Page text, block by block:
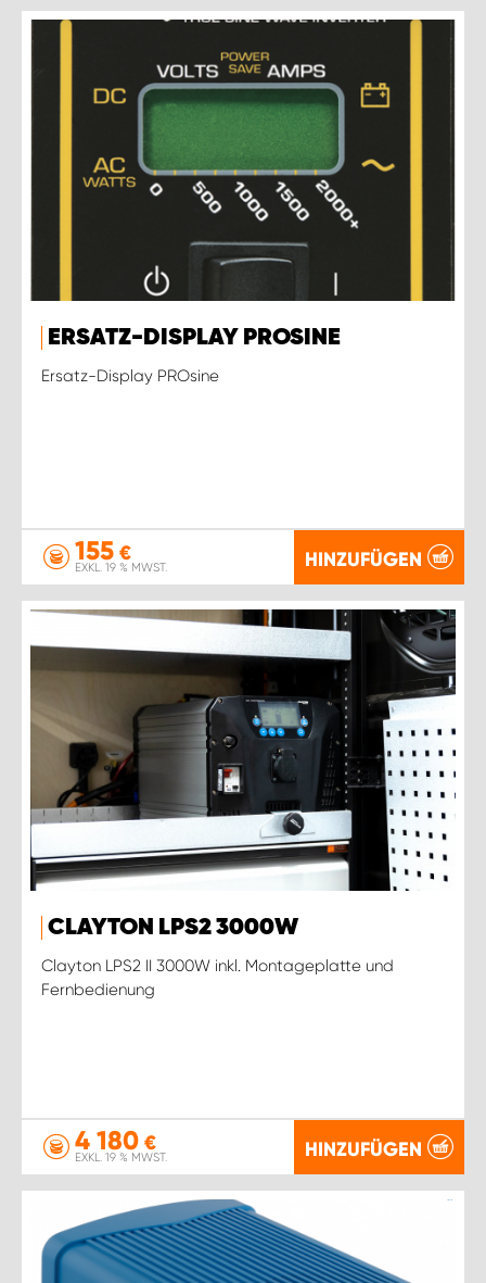
ERSATZ-DISPLAY PROSINE
Ersatz-Display PROsine
155 €
EXKL. 19 % MWST. HINZUFÜGEN
CLAYTON LPS2 3000W
Clayton LPS2 II 3000W inkl. Montageplatte und
Fernbedienung
4 180 €
EXKL. 19 % MWST. HINZUFÜGEN